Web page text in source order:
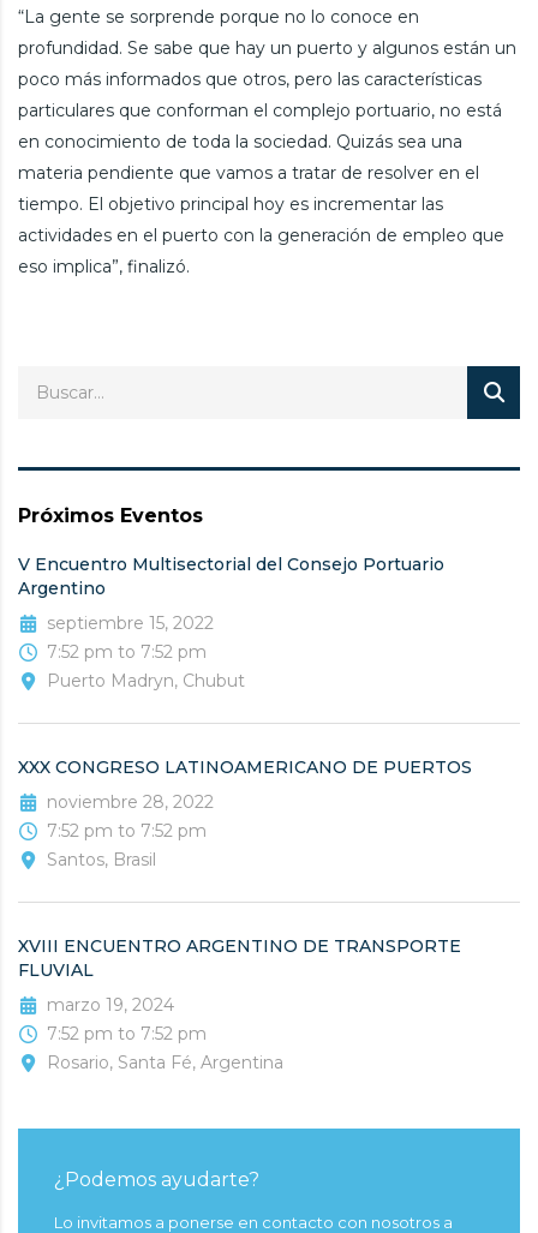
“La gente se sorprende porque no lo conoce en
profundidad. Se sabe que hay un puerto y algunos están un
poco más informados que otros, pero las características
particulares que conforman el complejo portuario, no está
en conocimiento de toda la sociedad. Quizás sea una
materia pendiente que vamos a tratar de resolver en el
tiempo. El objetivo principal hoy es incrementar las
actividades en el puerto con la generación de empleo que
eso implica”, finalizó.
Próximos Eventos
V Encuentro Multisectorial del Consejo Portuario
Argentino
septiembre 15, 2022
7:52 pm to 7:52 pm
Puerto Madryn, Chubut
XXX CONGRESO LATINOAMERICANO DE PUERTOS
noviembre 28, 2022
7:52 pm to 7:52 pm
Santos, Brasil
XVIII ENCUENTRO ARGENTINO DE TRANSPORTE
FLUVIAL
marzo 19, 2024
7:52 pm to 7:52 pm
Rosario, Santa Fé, Argentina
¿Podemos ayudarte?
Lo invitamos a ponerse en contacto con nosotros a